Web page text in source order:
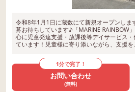
令和8年1月1日に蔵数にて新規オープンしま
募お待ちしています♪「MARINE RAINBOW
心に児童発達支援・放課後等デイサービス
ています！児童様に寄り添いながら、支援を
1分で完了！
お問い合わせ
(無料)